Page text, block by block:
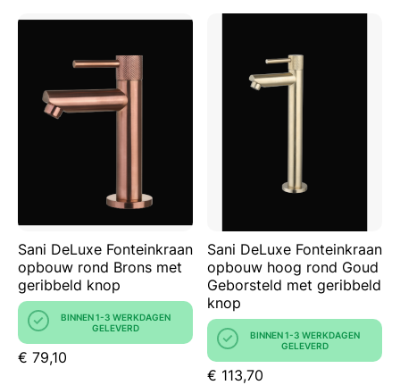
Sani DeLuxe Fonteinkraan
opbouw rond Brons met
geribbeld knop
BINNEN 1-3 WERKDAGEN
GELEVERD
€ 79,10
Sani DeLuxe Fonteinkraan
opbouw hoog rond Goud
Geborsteld met geribbeld
knop
BINNEN 1-3 WERKDAGEN
GELEVERD
€ 113,70